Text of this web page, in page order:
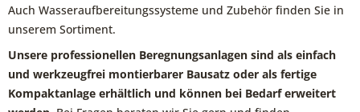
Auch Wasseraufbereitungssysteme und Zubehör finden Sie in
unserem Sortiment.
Unsere professionellen Beregnungsanlagen sind als einfach
und werkzeugfrei montierbarer Bausatz oder als fertige
Kompaktanlage erhältlich und können bei Bedarf erweitert